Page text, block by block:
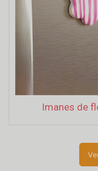
Imanes de